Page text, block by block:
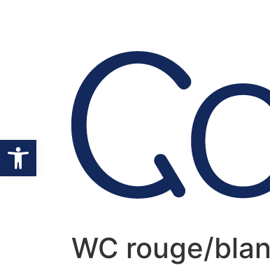
Ouvrir la barre d’outils
WC rouge/